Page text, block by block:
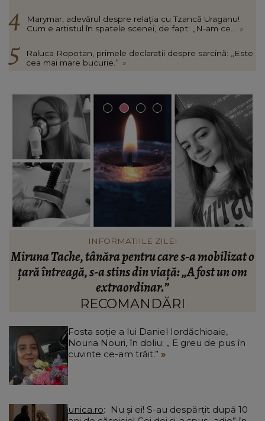
Marymar, adevărul despre relația cu Tzancă Uraganu!
Cum e artistul în spatele scenei, de fapt: „N-am ce... »
Raluca Ropotan, primele declarații despre sarcină: „Este
cea mai mare bucurie.” »
VEDETE
Marymar, adevărul despre relația cu Tzancă
Uraganu! Cum e artistul în spatele scenei, de fapt:
„N-am ce să zic.”
RECOMANDĂRI
Fosta soție a lui Daniel Iordăchioaie,
Nouria Nouri, în doliu: „ E greu de pus în
cuvinte ce-am trăit.”
unica.ro